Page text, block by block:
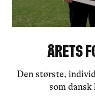
Årets
Den største,
som